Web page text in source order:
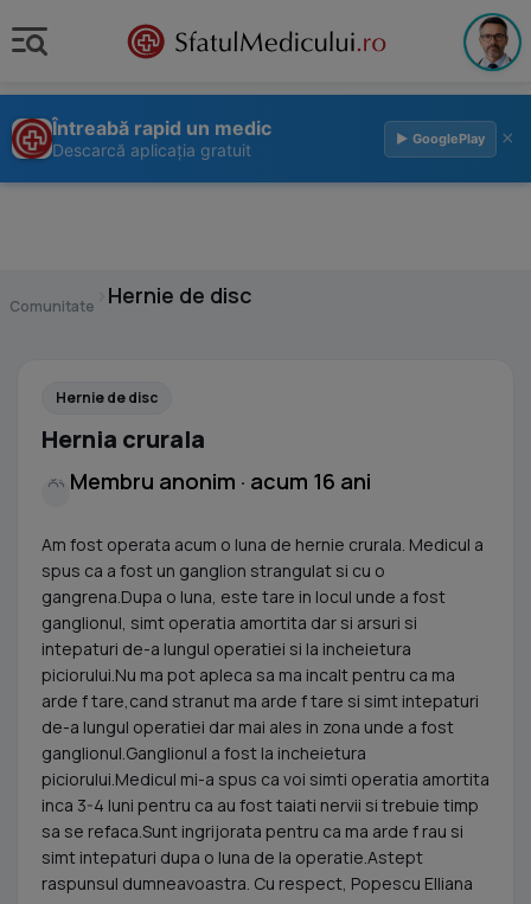
Întreabă rapid un medic
Descarcă aplicația gratuit
▶ GooglePlay ×
Comunitate Hernie de disc
Hernie de disc
Hernia crurala
Membru anonim · acum 16 ani
Am fost operata acum o luna de hernie crurala. Medicul a
spus ca a fost un ganglion strangulat si cu o
gangrena.Dupa o luna, este tare in locul unde a fost
ganglionul, simt operatia amortita dar si arsuri si
intepaturi de-a lungul operatiei si la incheietura
piciorului.Nu ma pot apleca sa ma incalt pentru ca ma
arde f tare,cand stranut ma arde f tare si simt intepaturi
de-a lungul operatiei dar mai ales in zona unde a fost
ganglionul.Ganglionul a fost la incheietura
piciorului.Medicul mi-a spus ca voi simti operatia amortita
inca 3-4 luni pentru ca au fost taiati nervii si trebuie timp
sa se refaca.Sunt ingrijorata pentru ca ma arde f rau si
simt intepaturi dupa o luna de la operatie.Astept
raspunsul dumneavoastra. Cu respect, Popescu Elliana